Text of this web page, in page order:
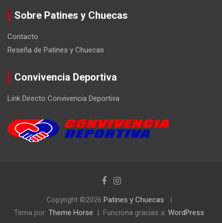
Sobre Patines y Chuecas
Contacto
Reseña de Patines y Chuecas
Convivencia Deportiva
Link Directo Convivencia Deportiva
Copyright ©2026 Patines y Chuecas
Tema por: Theme Horse Funciona gracias a: WordPress